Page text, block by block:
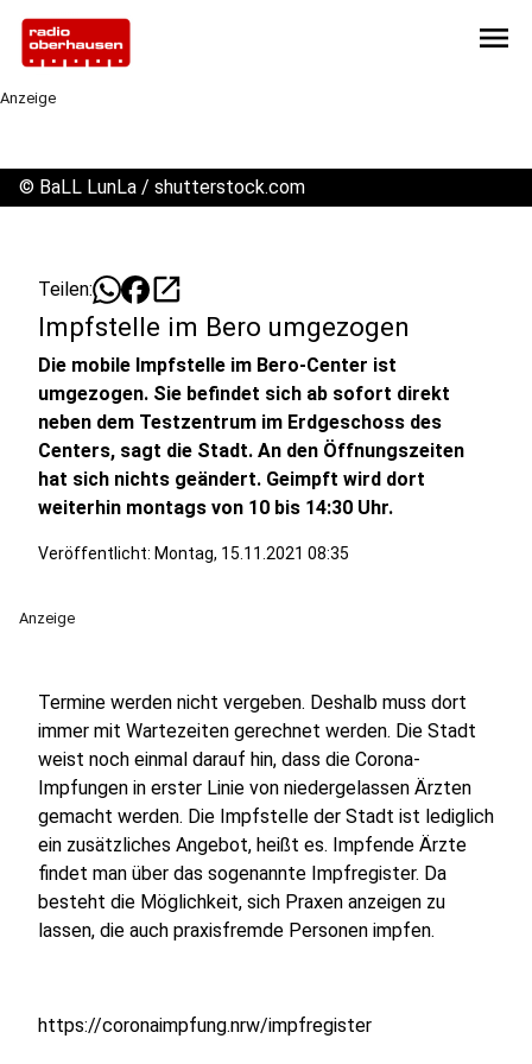
menu
Anzeige
© BaLL LunLa / shutterstock.com
Teilen: open_in_new
Impfstelle im Bero umgezogen
Die mobile Impfstelle im Bero-Center ist
umgezogen. Sie befindet sich ab sofort direkt
neben dem Testzentrum im Erdgeschoss des
Centers, sagt die Stadt. An den Öffnungszeiten
hat sich nichts geändert. Geimpft wird dort
weiterhin montags von 10 bis 14:30 Uhr.
Veröffentlicht: Montag, 15.11.2021 08:35
Anzeige
Termine werden nicht vergeben. Deshalb muss dort
immer mit Wartezeiten gerechnet werden. Die Stadt
weist noch einmal darauf hin, dass die Corona-
Impfungen in erster Linie von niedergelassen Ärzten
gemacht werden. Die Impfstelle der Stadt ist lediglich
ein zusätzliches Angebot, heißt es. Impfende Ärzte
findet man über das sogenannte Impfregister. Da
besteht die Möglichkeit, sich Praxen anzeigen zu
lassen, die auch praxisfremde Personen impfen.
https://coronaimpfung.nrw/impfregister